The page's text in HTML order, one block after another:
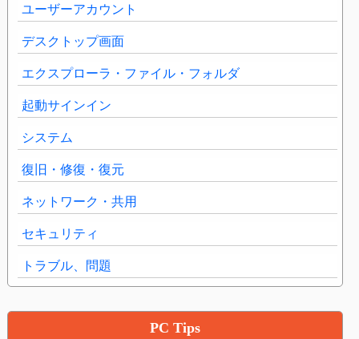
ユーザーアカウント
デスクトップ画面
エクスプローラ・ファイル・フォルダ
起動サインイン
システム
復旧・修復・復元
ネットワーク・共用
セキュリティ
トラブル、問題
PC Tips